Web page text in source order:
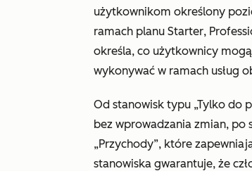
użytkownikom określony
ramach planu Starter,
określa, co użytkownicy
wykonywać w ramach usług
Od stanowisk typu „Tylko do
bez wprowadzania zmian, po
„Przychody”, które
stanowiska gwarantuje, że